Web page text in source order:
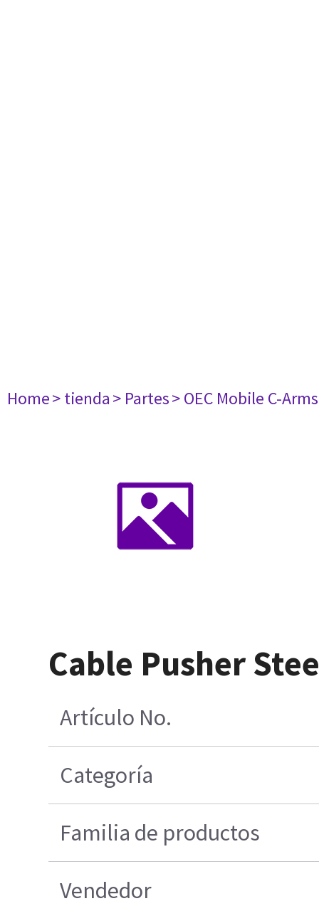
Home> tienda> Partes> OEC Mobile C-Arms
Cable Pusher
Artículo No.
Categoría
Familia de productos
Vendedor